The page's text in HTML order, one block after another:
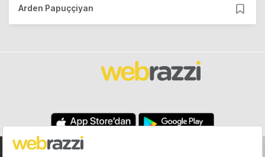
Arden Papuççiyan